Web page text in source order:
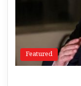
Featured